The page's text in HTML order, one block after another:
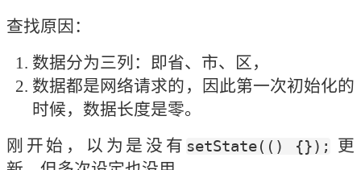
查找原因：
数据分为三列：即省、市、区，
数据都是网络请求的，因此第一次初始化的
时候，数据长度是零。
刚开始，以为是没有 setState(() {});
更